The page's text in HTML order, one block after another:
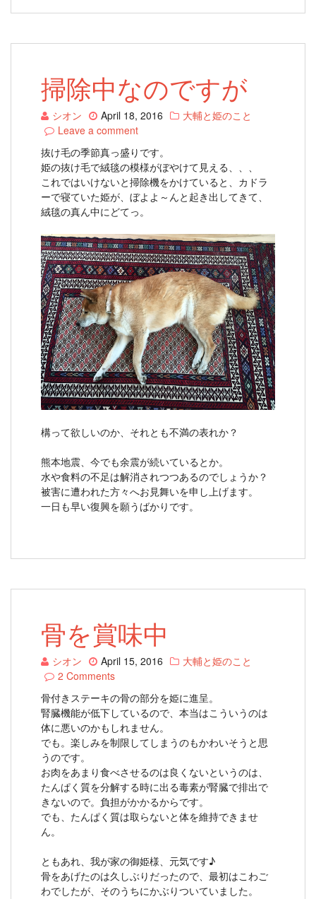
掃除中なのですが
シオン April 18, 2016
大輔と姫のこと
Leave a comment
抜け毛の季節真っ盛りです。
姫の抜け毛で絨毯の模様がぼやけて見える、、、
これではいけないと掃除機をかけていると、カドラ
ーで寝ていた姫が、ぼよよ～んと起き出してきて、
絨毯の真ん中にどてっ。
構って欲しいのか、それとも不満の表れか？
熊本地震、今でも余震が続いているとか。
水や食料の不足は解消されつつあるのでしょうか？
被害に遭われた方々へお見舞いを申し上げます。
一日も早い復興を願うばかりです。
骨を賞味中
シオン April 15, 2016
大輔と姫のこと
2 Comments
骨付きステーキの骨の部分を姫に進呈。
腎臓機能が低下しているので、本当はこういうのは
体に悪いのかもしれません。
でも。楽しみを制限してしまうのもかわいそうと思
うのです。
お肉をあまり食べさせるのは良くないというのは、
たんぱく質を分解する時に出る毒素が腎臓で排出で
きないので。負担がかかるからです。
でも、たんぱく質は取らないと体を維持できませ
ん。
ともあれ、我が家の御姫様、元気です♪
骨をあげたのは久しぶりだったので、最初はこわご
わでしたが、そのうちにかぶりついていました。